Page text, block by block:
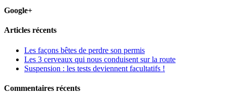
Google+
Articles récents
Les façons bêtes de perdre son permis
Les 3 cerveaux qui nous conduisent sur la route
Suspension : les tests deviennent facultatifs !
Commentaires récents